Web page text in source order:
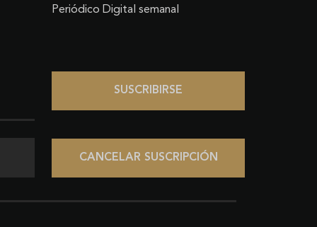
Periódico Digital semanal
SUSCRIBIRSE
CANCELAR SUSCRIPCIÓN